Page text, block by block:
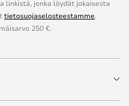
linkistä, jonka löydät jokaisesta
tietosuojaselosteestamme.
250 €.